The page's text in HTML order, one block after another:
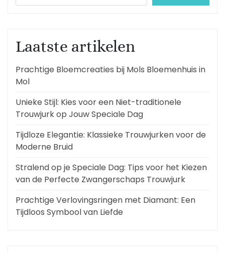
Laatste artikelen
Prachtige Bloemcreaties bij Mols Bloemenhuis in
Mol
Unieke Stijl: Kies voor een Niet-traditionele
Trouwjurk op Jouw Speciale Dag
Tijdloze Elegantie: Klassieke Trouwjurken voor de
Moderne Bruid
Stralend op je Speciale Dag: Tips voor het Kiezen
van de Perfecte Zwangerschaps Trouwjurk
Prachtige Verlovingsringen met Diamant: Een
Tijdloos Symbool van Liefde